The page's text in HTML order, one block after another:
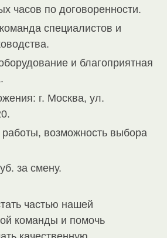
часов по договоренности.
специалистов и
и благоприятная
г. Москва, ул.
работы, возможность выбора
за смену.
частью нашей
команды и помочь